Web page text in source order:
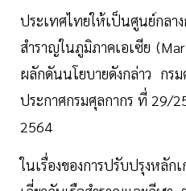
ประเทศไทยให้เป็นศูนย์กลา
สำราญในภูมิภาคเอเซีย
ผลักดันนโยบายดังกล่าว กรม
ประกาศกรมศุลกากร ที่ 29/
2564
ในเรื่องของการปรับปรุงห